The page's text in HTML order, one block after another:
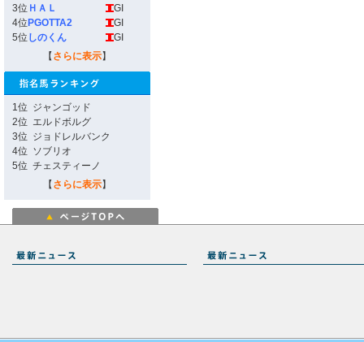
3位 ＨＡＬ
GI
4位 PGOTTA2
GI
5位 しのくん
GI
【 さらに表示】
1位 ジャンゴッド
2位 エルドボルグ
3位 ジョドレルバンク
4位 ソブリオ
5位 チェスティーノ
【 さらに表示】